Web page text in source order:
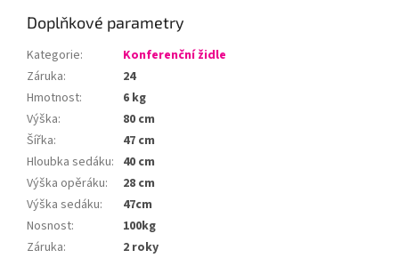
Doplňkové parametry
Kategorie:
Konferenční židle
Záruka:
24
Hmotnost:
6 kg
Výška:
80 cm
Šířka:
47 cm
Hloubka sedáku: 40 cm
Výška opěráku:
28 cm
Výška sedáku:
47cm
Nosnost:
100kg
Záruka: 2 roky